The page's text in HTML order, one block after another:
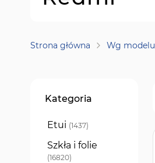
Strona główna Wg modelu
Kategoria
Etui 1437
produkty
Szkła i folie
16820
produkty